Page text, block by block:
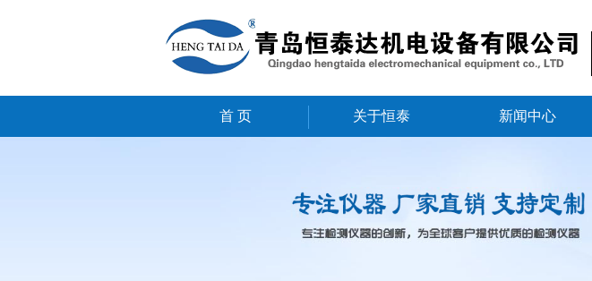
首 页 关于恒泰 新闻中心